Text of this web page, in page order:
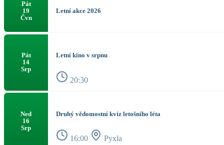
Pát
19
Čvn
Letní akce 2026
Pát
14
Srp
Letní kino v srpnu
20:30
Ned
16
Srp
Druhý vědomostní kvíz letošního léta
16:00 Pyxla